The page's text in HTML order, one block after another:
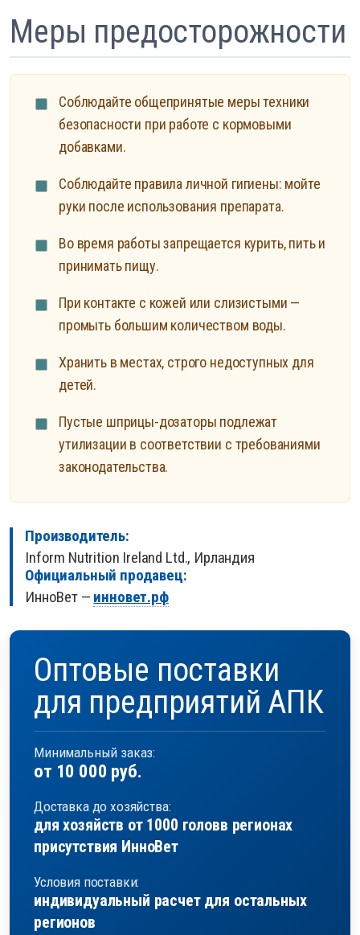
Меры предосторожности
Соблюдайте общепринятые меры техники
безопасности при работе с кормовыми
добавками.
Соблюдайте правила личной гигиены: мойте
руки после использования препарата.
Во время работы запрещается курить, пить и
принимать пищу.
При контакте с кожей или слизистыми —
промыть большим количеством воды.
Хранить в местах, строго недоступных для
детей.
Пустые шприцы-дозаторы подлежат
утилизации в соответствии с требованиями
законодательства.
Производитель:
Inform Nutrition Ireland Ltd., Ирландия
Официальный продавец:
ИнноВет — инновет.рф
Оптовые поставки
для предприятий АПК
Минимальный заказ:
от 10 000 руб.
Доставка до хозяйства:
для хозяйств от 1000 головв регионах
присутствия ИнноВет
Условия поставки:
индивидуальный расчетдля остальных
регионов